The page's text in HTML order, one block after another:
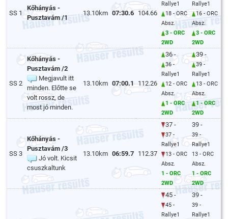
SS 1
Kőhányás -
Pusztavám /1
13.10km 07:30.6 104.66
Rallye1
18 - ORC
Absz.
3 - ORC
2WD
Rallye1
16 - ORC
Absz.
3 - ORC
2WD
SS 2
Kőhányás -
Pusztavám /2
Megjavult itt
minden. Előtte se
volt rossz, de
most jó minden.
13.10km 07:00.1 112.26
36 -
36 -
Rallye1
12 - ORC
Absz.
1 - ORC
2WD
39 -
39 -
Rallye1
13 - ORC
Absz.
1 - ORC
2WD
SS 3
Kőhányás -
Pusztavám /3
Jó volt. Kicsit
csuszkaltunk
13.10km 06:59.7 112.37
37 -
37 -
Rallye1
13 - ORC
Absz.
1 - ORC
2WD
39 -
39 -
Rallye1
13 - ORC
Absz.
1 - ORC
2WD
45 -
45 -
Rallye1
39 -
39 -
Rallye1